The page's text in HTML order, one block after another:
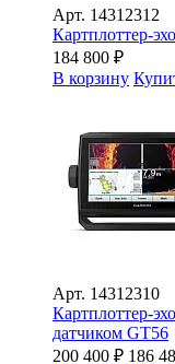
Арт. 14312312
Картплоттер-
184 800 ₽
В корзину
Арт. 14312310
Картплоттер-
датчиком GT56
200 400 ₽ 186